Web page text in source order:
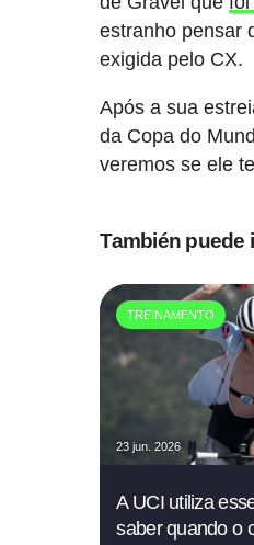
estranho pensar
exigida pelo CX.
Após a sua
da Copa do
veremos se ele
También puede
TREINAMENTO
23 jun. 2026
A UCI utiliza
saber quando o